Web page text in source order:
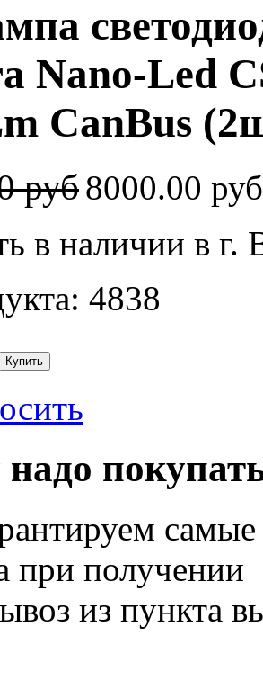
Nano-Led
CanBus
руб8000.00
в наличии в г.
4838
при получении
из пункта